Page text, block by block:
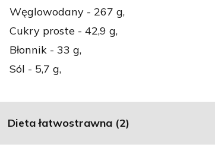
Węglowodany - 267 g,
Cukry proste - 42,9 g,
Błonnik - 33 g,
Sól - 5,7 g,
Dieta łatwostrawna (2)